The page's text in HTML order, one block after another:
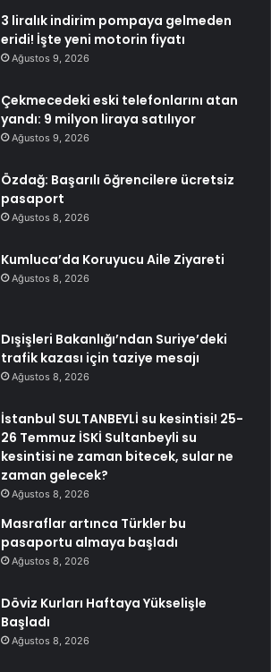
3 liralık indirim pompaya gelmeden
eridi! İşte yeni motorin fiyatı
Ağustos 9, 2026
Çekmecedeki eski telefonlarını atan
yandı: 9 milyon liraya satılıyor
Ağustos 9, 2026
Özdağ: Başarılı öğrencilere ücretsiz
pasaport
Ağustos 8, 2026
Kumluca’da Koruyucu Aile Ziyareti
Ağustos 8, 2026
Dışişleri Bakanlığı’ndan Suriye’deki
trafik kazası için taziye mesajı
Ağustos 8, 2026
İstanbul SULTANBEYLİ su kesintisi! 25-
26 Temmuz İSKİ Sultanbeyli su
kesintisi ne zaman bitecek, sular ne
zaman gelecek?
Ağustos 8, 2026
Masraflar artınca Türkler bu
pasaportu almaya başladı
Ağustos 8, 2026
Döviz Kurları Haftaya Yükselişle
Başladı
Ağustos 8, 2026